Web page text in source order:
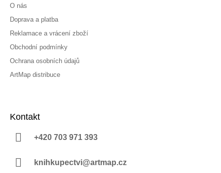
O nás
Doprava a platba
Reklamace a vrácení zboží
Obchodní podmínky
Ochrana osobních údajů
ArtMap distribuce
Kontakt
+420 703 971 393
knihkupectvi@artmap.cz